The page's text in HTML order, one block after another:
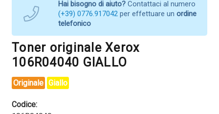
Hai bisogno di aiuto? Contattaci al numero
(+39) 0776.917042 per effettuare un ordine
telefonico
Toner originale Xerox
106R04040 GIALLO
Originale Giallo
Codice: